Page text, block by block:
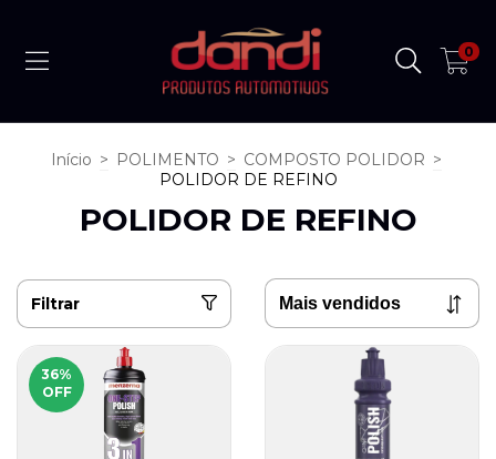
0
Início > POLIMENTO > COMPOSTO POLIDOR >
POLIDOR DE REFINO
POLIDOR DE REFINO
Filtrar
36%
OFF